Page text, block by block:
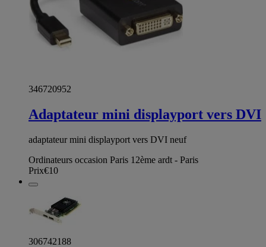
346720952
Adaptateur mini displayport vers DVI
adaptateur mini displayport vers DVI neuf
Ordinateurs occasion Paris 12ème ardt - Paris
Prix€10
306742188